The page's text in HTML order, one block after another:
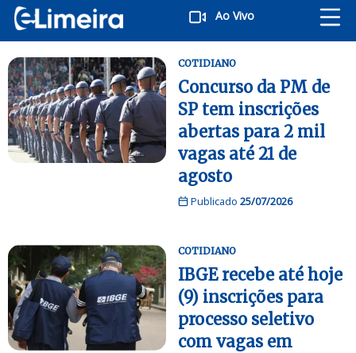
Ao Vivo
Publicado29/07/2026
COTIDIANO
Concurso da PM de
SP tem inscrições
abertas para 2 mil
vagas até 21 de
agosto
Publicado 25/07/2026
COTIDIANO
IBGE recebe até hoje
(9) inscrições para
processo seletivo
com vagas em